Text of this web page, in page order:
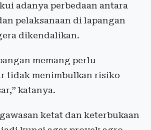
adanya perbedaan antara
pelaksanaan di lapangan
dikendalikan.
memang perlu
tidak menimbulkan risiko
katanya.
ketat dan keterbukaan